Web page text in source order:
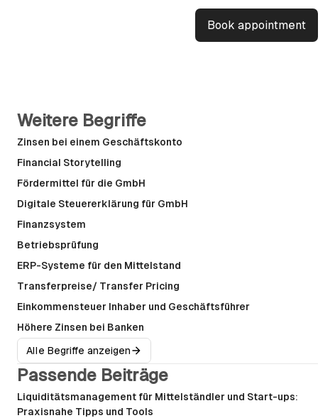
Book appointment
Weitere Begriffe
Zinsen bei einem Geschäftskonto
Financial Storytelling
Fördermittel für die GmbH
Digitale Steuererklärung für GmbH
Finanzsystem
Betriebsprüfung
ERP-Systeme für den Mittelstand
Transferpreise/ Transfer Pricing
Einkommensteuer Inhaber und Geschäftsführer
Höhere Zinsen bei Banken
Alle Begriffe anzeigen
Passende Beiträge
Liquiditätsmanagement für Mittelständler und Start-ups:
Praxisnahe Tipps und Tools